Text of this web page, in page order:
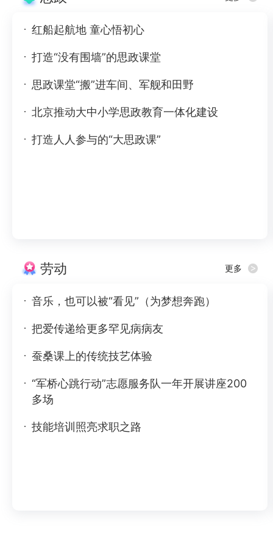
红船起航地 童心悟初心
打造“没有围墙”的思政课堂
思政课堂“搬”进车间、军舰和田野
北京推动大中小学思政教育一体化建设
打造人人参与的“大思政课”
劳动 更多
音乐，也可以被“看见”（为梦想奔跑）
把爱传递给更多罕见病病友
蚕桑课上的传统技艺体验
“军桥心跳行动”志愿服务队一年开展讲座200
多场
技能培训照亮求职之路